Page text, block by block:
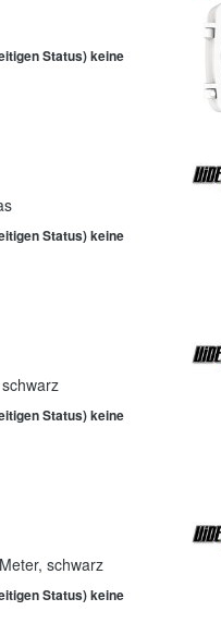
Status) keine
Status) keine
Status) keine
schwarz
Status) keine